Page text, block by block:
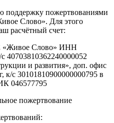
поддержку пожертвованиями
Слово». Для этого
расчётный счет:
«Живое Слово» ИНН
40703810362240000052
и развития», доп. офис
к/с 30101810900000000795 в
046577795
пожертвование